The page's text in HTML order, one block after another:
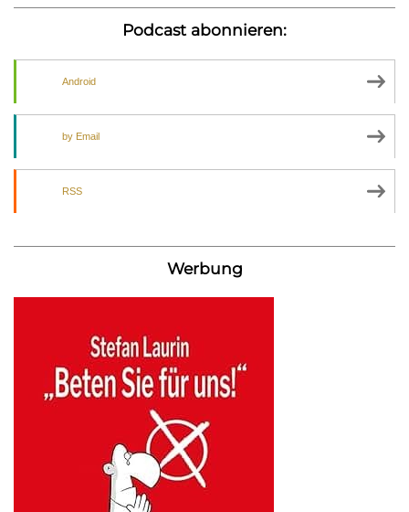
Podcast abonnieren:
Android
by Email
RSS
Werbung